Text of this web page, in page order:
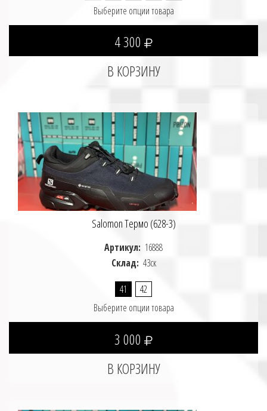
Выберите опции товара
4 300
Salomon Термо (628-3)
Артикул: 16888
Склад: 43ск
41
42
Выберите опции товара
3 000